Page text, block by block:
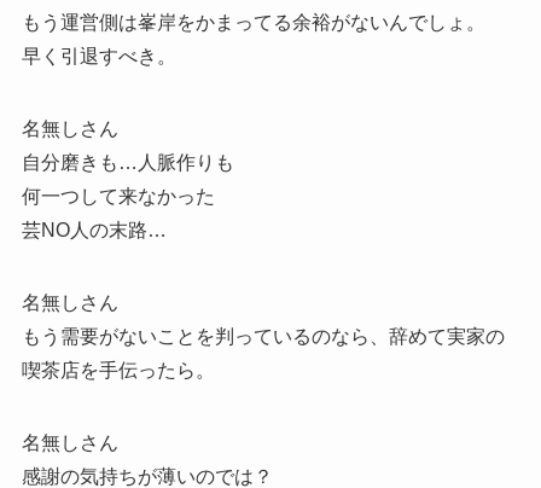
もう運営側は峯岸をかまってる余裕がないんでしょ。
早く引退すべき。
名無しさん
自分磨きも…人脈作りも
何一つして来なかった
芸NO人の末路…
名無しさん
もう需要がないことを判っているのなら、辞めて実家の
喫茶店を手伝ったら。
名無しさん
感謝の気持ちが薄いのでは？